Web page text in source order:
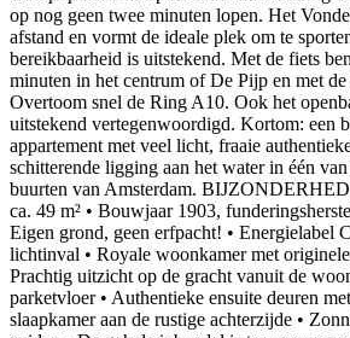
op nog geen twee minuten lopen. Het
afstand en vormt de ideale plek om te
bereikbaarheid is uitstekend. Met de fiets
minuten in het centrum of De Pijp en met
Overtoom snel de Ring A10. Ook het
uitstekend vertegenwoordigd. Kortom: een
appartement met veel licht, fraaie
schitterende ligging aan het water in één
buurten van Amsterdam.
ca. 49 m² • Bouwjaar 1903,
Eigen grond, geen erfpacht! • Energielabel
lichtinval • Royale woonkamer met
Prachtig uitzicht op de gracht vanuit de
parketvloer • Authentieke ensuite deuren
slaapkamer aan de rustige achterzijde •